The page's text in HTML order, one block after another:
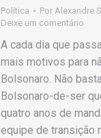
Política Por Alexandre
Deixe um comentário
A cada dia que
mais motivos para
Bolsonaro. Não
Bolsonaro-de-ser
quatro anos de
equipe de transição